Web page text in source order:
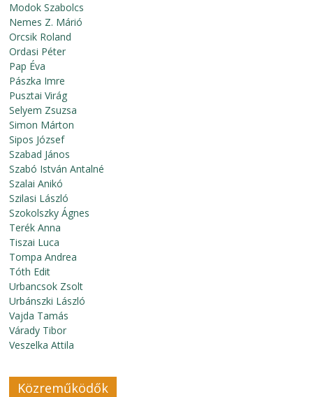
Modok Szabolcs
Nemes Z. Márió
Orcsik Roland
Ordasi Péter
Pap Éva
Pászka Imre
Pusztai Virág
Selyem Zsuzsa
Simon Márton
Sipos József
Szabad János
Szabó István Antalné
Szalai Anikó
Szilasi László
Szokolszky Ágnes
Terék Anna
Tiszai Luca
Tompa Andrea
Tóth Edit
Urbancsok Zsolt
Urbánszki László
Vajda Tamás
Várady Tibor
Veszelka Attila
Közreműködők